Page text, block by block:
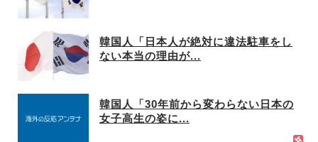
韓国人「日本人が絶対に違法駐車をし
ない本当の理由が...
韓国人「30年前から変わらない日本の
女子高生の姿に...